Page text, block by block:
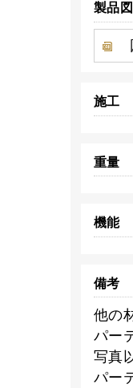
製品図
施工
重量
機能
備考
他の
パー
写真
パー